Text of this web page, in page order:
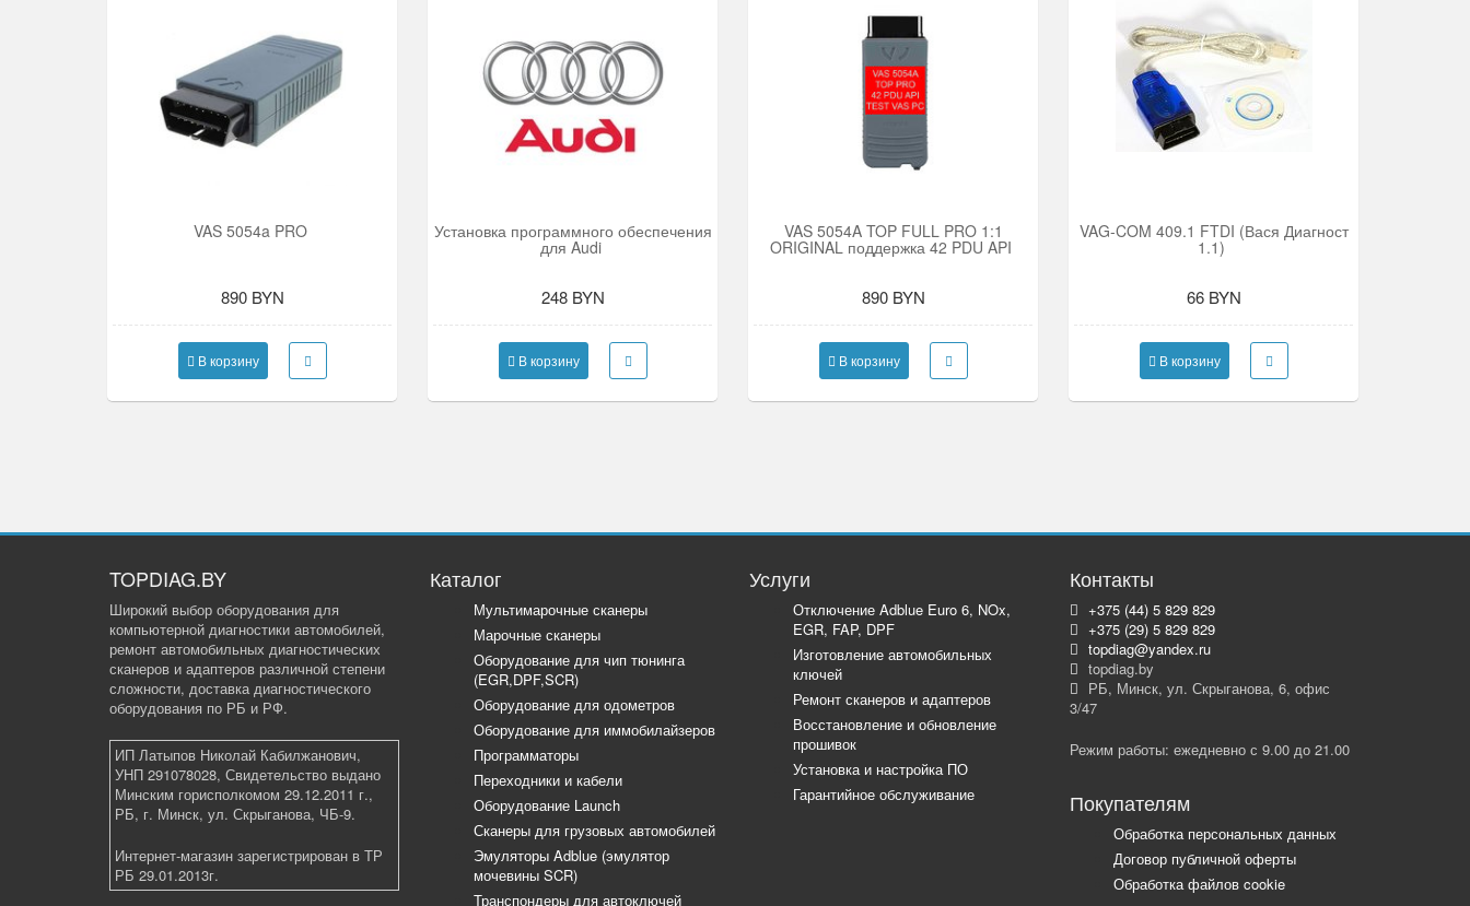
VAS 5054a PRO
890 BYN
В корзину
Установка программного обеспечения
для Audi
248 BYN
В корзину
VAS 5054A TOP FULL PRO 1:1
ORIGINAL поддержка 42 PDU API
890 BYN
В корзину
VAG-COM 409.1 FTDI (Вася Диагност
1.1)
66 BYN
В корзину
TOPDIAG.BY
Широкий выбор оборудования для
компьютерной диагностики автомобилей,
ремонт автомобильных диагностических
сканеров и адаптеров различной степени
сложности, доставка диагностического
оборудования по РБ и РФ.
ИП Латыпов Николай Кабилжанович,
УНП 291078028, Свидетельство выдано
Минским горисполкомом 29.12.2011 г.,
РБ, г. Минск, ул. Скрыганова, ЧБ-9.
Интернет-магазин зарегистрирован в ТР
РБ 29.01.2013г.
Каталог
Мультимарочные сканеры
Марочные сканеры
Оборудование для чип тюнинга
(EGR,DPF,SCR)
Оборудование для одометров
Оборудование для иммобилайзеров
Программаторы
Переходники и кабели
Оборудование Launch
Сканеры для грузовых автомобилей
Эмуляторы Adblue (эмулятор
мочевины SCR)
Транспондеры для автоключей
Услуги
Отключение Adblue Euro 6, NOx,
EGR, FAP, DPF
Изготовление автомобильных
ключей
Ремонт сканеров и адаптеров
Восстановление и обновление
прошивок
Установка и настройка ПО
Гарантийное обслуживание
Контакты
+375 (44) 5 829 829
+375 (29) 5 829 829
topdiag@yandex.ru
topdiag.by
РБ, Минск, ул. Скрыганова, 6, офис
3/47
Режим работы: ежедневно с 9.00 до 21.00
Покупателям
Обработка персональных данных
Договор публичной оферты
Обработка файлов cookie